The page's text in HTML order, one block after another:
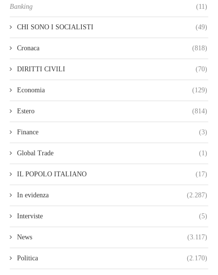
Banking (11)
CHI SONO I SOCIALISTI (49)
Cronaca (818)
DIRITTI CIVILI (70)
Economia (129)
Estero (814)
Finance (3)
Global Trade (1)
IL POPOLO ITALIANO (17)
In evidenza (2.287)
Interviste (5)
News (3.117)
Politica (2.170)